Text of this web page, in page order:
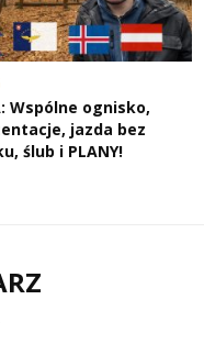
Wspólne ognisko,
jazda bez
ślub i PLANY!